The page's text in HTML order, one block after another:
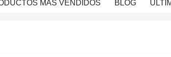
MAS VENDIDOS BLOG